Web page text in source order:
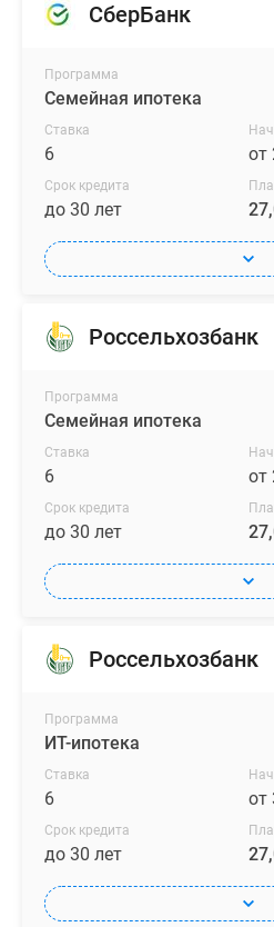
СберБанк
Программа
Семейная ипотека
Ставка
6 от
Срок кредита
до 30 лет
Россельхозбанк
Программа
Семейная ипотека
Ставка
6 от
Срок кредита
до 30 лет
Россельхозбанк
Программа
ИТ-ипотека
Ставка
6 от
Срок кредита
до 30 лет